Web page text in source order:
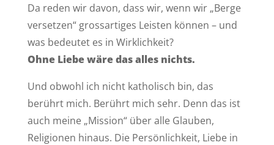
Da reden wir davon, dass wir, wenn wir „Berge
versetzen“ grossartiges Leisten können – und
was bedeutet es in Wirklichkeit?
Ohne Liebe wäre das alles nichts.
Und obwohl ich nicht katholisch bin, das
berührt mich. Berührt mich sehr. Denn das ist
auch meine „Mission“ über alle Glauben,
Religionen hinaus. Die Persönlichkeit, Liebe in